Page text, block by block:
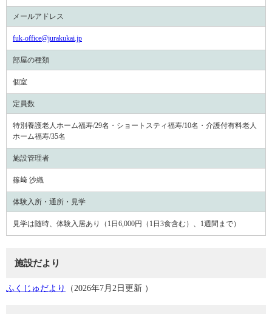
メールアドレス
fuk-office@jurakukai.jp
部屋の種類
個室
定員数
特別養護老人ホーム福寿/29名・ショートスティ福寿/10名・介護付有料老人
ホーム福寿/35名
施設管理者
篠﨑 沙織
体験入所・通所・見学
見学は随時、体験入居あり（1日6,000円（1日3食含む）、1週間まで）
施設だより
ふくじゅだより （2026年7月2日更新 ）